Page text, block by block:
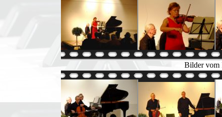
Bilder vom